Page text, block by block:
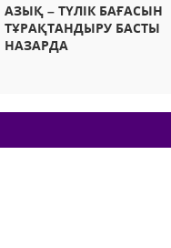
АЗЫҚ – ТҮЛІК БАҒАСЫН
ТҰРАҚТАНДЫРУ БАСТЫ
НАЗАРДА